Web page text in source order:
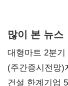
많이 본 뉴스
대형마트 2분
(주간증시전망
건설 한계기업